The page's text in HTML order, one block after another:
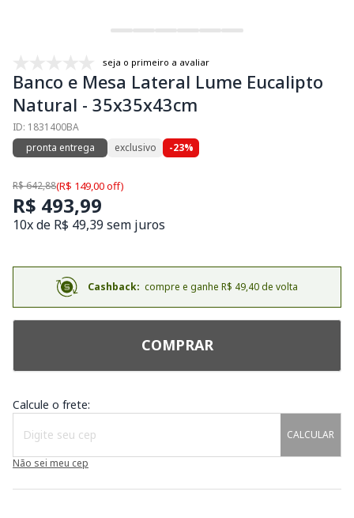
seja o primeiro a avaliar
Banco e Mesa Lateral Lume Eucalipto
Natural - 35x35x43cm
ID: 1831400BA
pronta entrega
exclusivo -23%
R$ 642,88(R$ 149,00 off)
R$ 493,99
10x de R$ 49,39 sem juros
Cashback: compre e ganhe R$ 49,40 de volta
COMPRAR
Calcule o frete:
CALCULAR
Não sei meu cep